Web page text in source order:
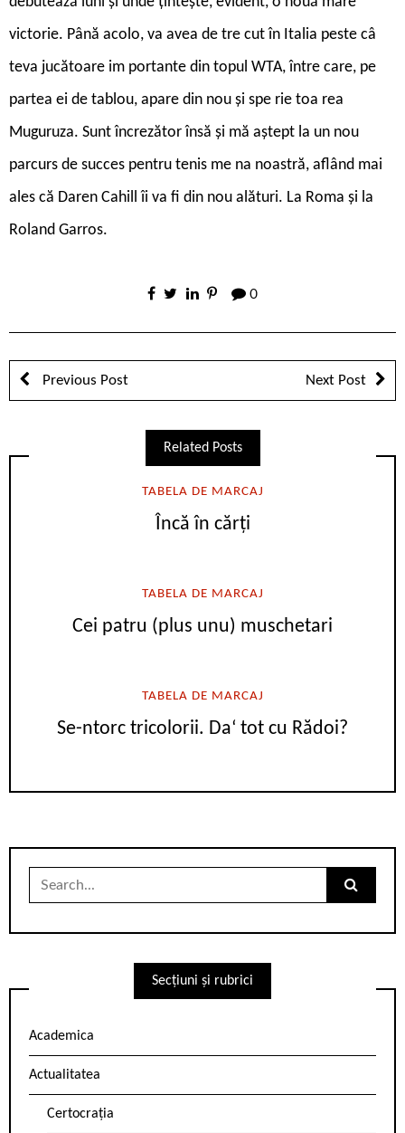
victorie. Până acolo, va avea de tre cut în Italia peste câ
teva jucătoare im portante din topul WTA, între care, pe
partea ei de tablou, apare din nou și spe rie toa rea
Muguruza. Sunt încrezător însă și mă aștept la un nou
parcurs de succes pentru tenis me na noastră, aflând mai
ales că Daren Cahill îi va fi din nou alături. La Roma și la
Roland Garros.
0
Previous Post Next Post
Related Posts
TABELA DE MARCAJ
Încă în cărți
TABELA DE MARCAJ
Cei patru (plus unu) muschetari
TABELA DE MARCAJ
Se-ntorc tricolorii. Da‘ tot cu Rădoi?
Search
Secțiuni și rubrici
Academica
Actualitatea
Certocrația